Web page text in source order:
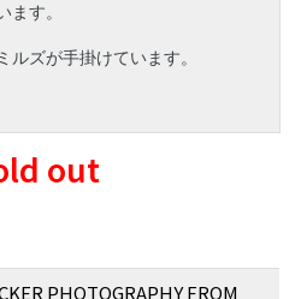
ます。
ルズが手掛けています。
out
PHOTOGRAPHY FROM